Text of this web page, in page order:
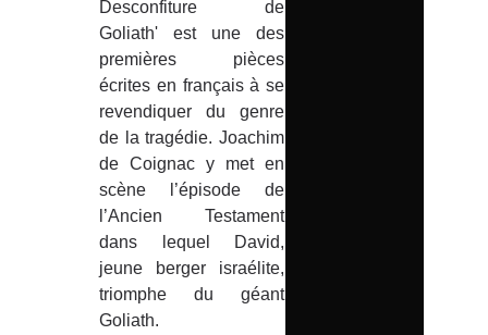
Desconfiture de
Goliath' est une des
premières pièces
écrites en français à se
revendiquer du genre
de la tragédie. Joachim
de Coignac y met en
scène l’épisode de
l’Ancien Testament
dans lequel David,
jeune berger israélite,
triomphe du géant
Goliath.